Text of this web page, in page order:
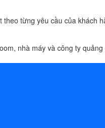
từng yêu cầu của khách
nhà máy và công ty quảng